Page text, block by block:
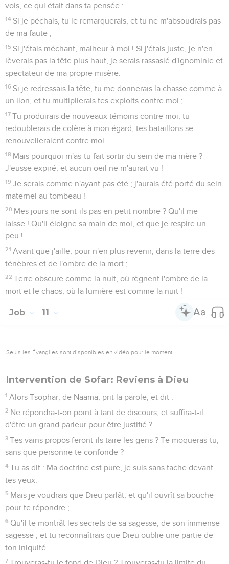
vois, ce qui était dans ta pensée :
14 Si je péchais, tu le remarquerais, et tu ne m'absoudrais pas
de ma faute ;
15 Si j'étais méchant, malheur à moi ! Si j'étais juste, je n'en
lèverais pas la tête plus haut, je serais rassasié d'ignominie et
spectateur de ma propre misère.
16 Si je redressais la tête, tu me donnerais la chasse comme à
un lion, et tu multiplierais tes exploits contre moi ;
17 Tu produirais de nouveaux témoins contre moi, tu
redoublerais de colère à mon égard, tes bataillons se
renouvelleraient contre moi.
18 Mais pourquoi m'as-tu fait sortir du sein de ma mère ?
J'eusse expiré, et aucun oeil ne m'aurait vu !
19 Je serais comme n'ayant pas été ; j'aurais été porté du sein
maternel au tombeau !
20 Mes jours ne sont-ils pas en petit nombre ? Qu'il me
laisse ! Qu'il éloigne sa main de moi, et que je respire un
peu !
21 Avant que j'aille, pour n'en plus revenir, dans la terre des
ténèbres et de l'ombre de la mort ;
22 Terre obscure comme la nuit, où règnent l'ombre de la
mort et le chaos, où la lumière est comme la nuit !
Job 11
Seuls les Évangiles sont disponibles en vidéo pour le moment.
Intervention de Sofar: Reviens à Dieu
1 Alors Tsophar, de Naama, prit la parole, et dit :
2 Ne répondra-t-on point à tant de discours, et suffira-t-il
d'être un grand parleur pour être justifié ?
3 Tes vains propos feront-ils taire les gens ? Te moqueras-tu,
sans que personne te confonde ?
4 Tu as dit : Ma doctrine est pure, je suis sans tache devant
tes yeux.
5 Mais je voudrais que Dieu parlât, et qu'il ouvrît sa bouche
pour te répondre ;
6 Qu'il te montrât les secrets de sa sagesse, de son immense
sagesse ; et tu reconnaîtrais que Dieu oublie une partie de
ton iniquité.
7